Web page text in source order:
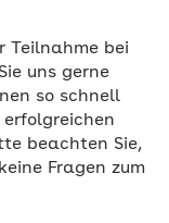
Teilnahme bei
uns gerne
so schnell
beachten Sie,
Fragen zum